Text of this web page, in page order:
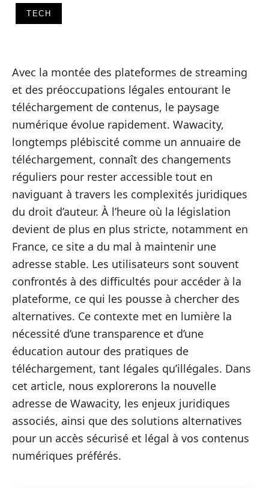
TECH
Avec la montée des plateformes de streaming
et des préoccupations légales entourant le
téléchargement de contenus, le paysage
numérique évolue rapidement. Wawacity,
longtemps plébiscité comme un annuaire de
téléchargement, connaît des changements
réguliers pour rester accessible tout en
naviguant à travers les complexités juridiques
du droit d’auteur. À l’heure où la législation
devient de plus en plus stricte, notamment en
France, ce site a du mal à maintenir une
adresse stable. Les utilisateurs sont souvent
confrontés à des difficultés pour accéder à la
plateforme, ce qui les pousse à chercher des
alternatives. Ce contexte met en lumière la
nécessité d’une transparence et d’une
éducation autour des pratiques de
téléchargement, tant légales qu’illégales. Dans
cet article, nous explorerons la nouvelle
adresse de Wawacity, les enjeux juridiques
associés, ainsi que des solutions alternatives
pour un accès sécurisé et légal à vos contenus
numériques préférés.